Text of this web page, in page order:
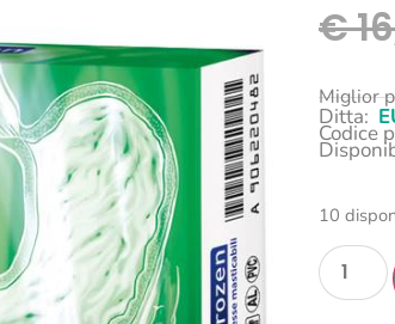
€
Miglior
Ditta:
Codice
10